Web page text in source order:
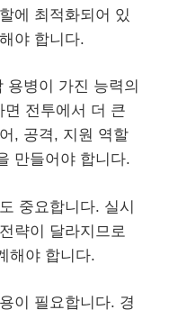
에 최적화되어 있
야 합니다.
용병이 가진 능력의
전투에서 더 큰
, 공격, 지원 역할
만들어야 합니다.
중요합니다. 실시
략이 달라지므로
해야 합니다.
이 필요합니다. 경